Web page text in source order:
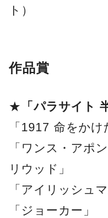
ト）
作品賞
★ 「パラサイト
「1917 命をかけ
「ワンス・アポ
リウッド」
「アイリッシュマ
「ジョーカー」